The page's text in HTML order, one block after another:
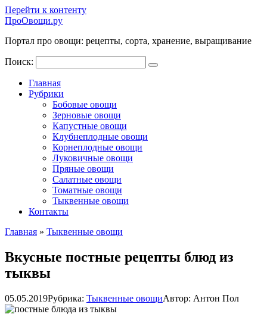
Перейти к контенту
ПроОвощи.ру
Портал про овощи: рецепты, сорта, хранение, выращивание
Поиск:
Главная
Рубрики
Бобовые овощи
Зерновые овощи
Капустные овощи
Клубнеплодные овощи
Корнеплодные овощи
Луковичные овощи
Пряные овощи
Салатные овощи
Томатные овощи
Тыквенные овощи
Контакты
Главная » Тыквенные овощи
Вкусные постные рецепты блюд из
тыквы
05.05.2019Рубрика: Тыквенные овощиАвтор: Антон Пол